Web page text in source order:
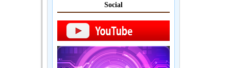
Social